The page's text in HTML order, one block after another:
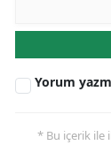
Yorum
* Bu içerik ile